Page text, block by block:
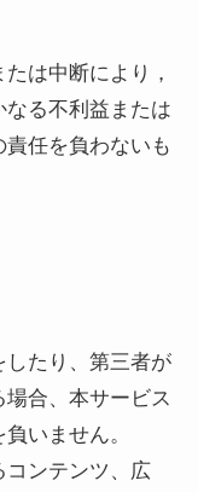
は中断により，
る不利益または
任を負わないも
たり、第三者が
合、本サービス
いません。
コンテンツ、広